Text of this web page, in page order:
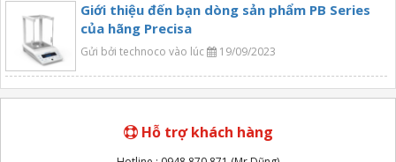
Giới thiệu đến bạn dòng sản phẩm PB Series
của hãng Precisa
Gửi bởi technoco vào lúc 19/09/2023
Hỗ trợ khách hàng